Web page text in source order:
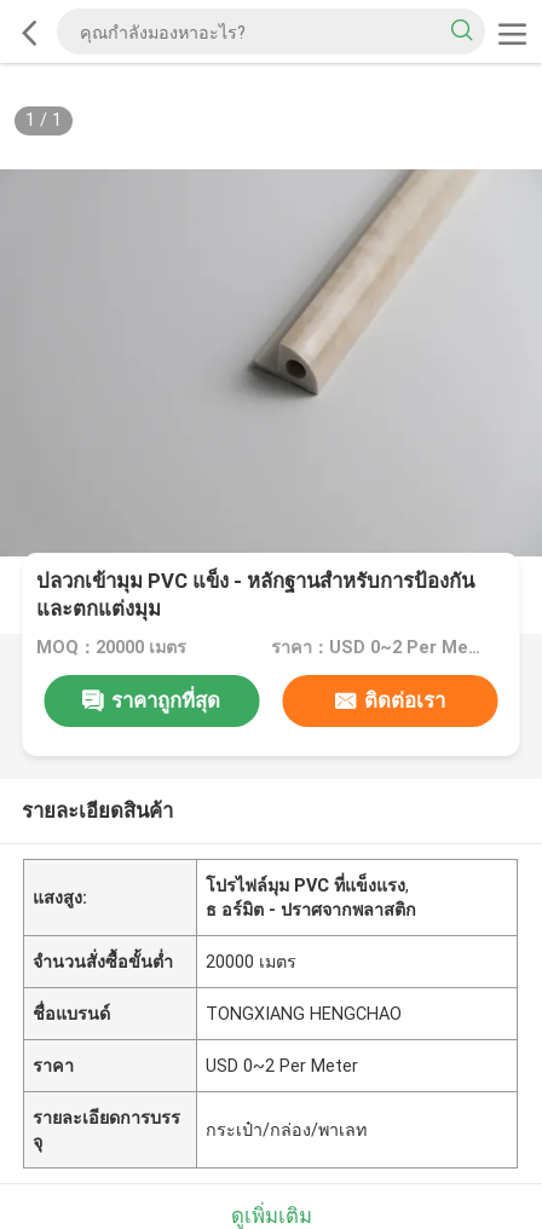
1 / 1
ปลวกเข้ามุม PVC แข็ง - หลักฐานสำหรับการป้องกัน
และตกแต่งมุม
MOQ：20000 เมตร ราคา：USD 0~2 Per Meter
ราคาถูกที่สุด ติดต่อเรา
รายละเอียดสินค้า
แสงสูง:
โปรไฟล์มุม PVC ที่แข็งแรง,
ธ อร์มิต - ปราศจากพลาสติก
จำนวนสั่งซื้อขั้นต่ำ 20000 เมตร
ชื่อแบรนด์ TONGXIANG HENGCHAO
ราคา USD 0~2 Per Meter
รายละเอียดการบรร
จุ
กระเป๋า/กล่อง/พาเลท
ดูเพิ่มเติม